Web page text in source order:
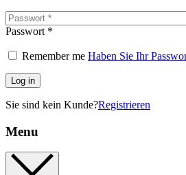
Passwort *
Remember me Haben Sie Ihr
Log in
Sie sind kein Kunde?Registrieren
Menu